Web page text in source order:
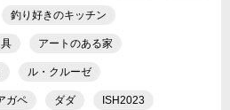
釣り好きのキッチン
アートのある家
ル・クルーゼ
ガペ ダダ ISH2023